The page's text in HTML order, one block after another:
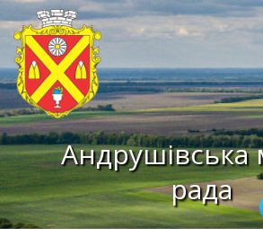
Андрушівська
рада